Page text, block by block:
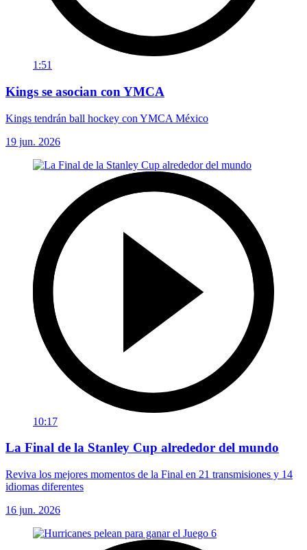
1:51
Kings se asocian con YMCA
Kings tendrán ball hockey con YMCA México
19 jun. 2026
10:17
La Final de la Stanley Cup alrededor del mundo
Reviva los mejores momentos de la Final en 21 transmisiones y 14
idiomas diferentes
16 jun. 2026